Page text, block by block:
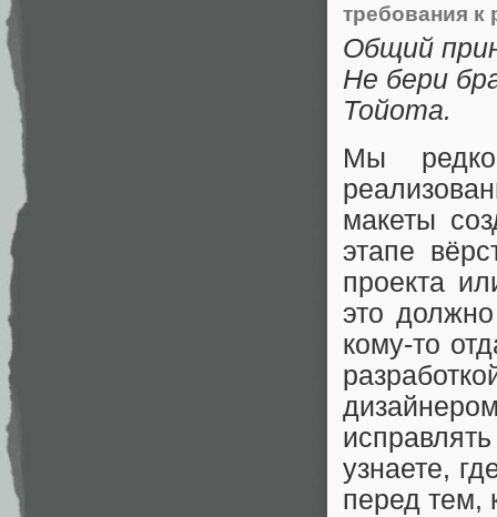
требования к
Общий
Не бери
Тойота.
Мы
макеты
этапе
проекта
это
кому-то
узнаете,
перед тем,